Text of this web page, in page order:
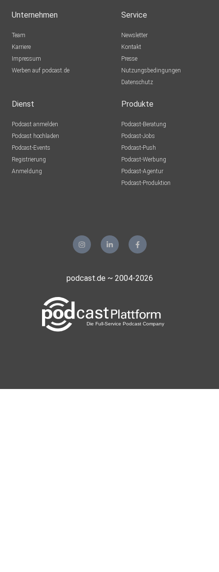
Unternehmen
Team
Karriere
Impressum
Werben auf podcast.de
Service
Newsletter
Kontakt
Presse
Nutzungsbedingungen
Datenschutz
Dienst
Podcast anmelden
Podcast hochladen
Podcast-Events
Registrierung
Anmeldung
Produkte
Podcast-Beratung
Podcast-Jobs
Podcast-Push
Podcast-Werbung
Podcast-Agentur
Podcast-Produktion
podcast.de ~ 2004-2026